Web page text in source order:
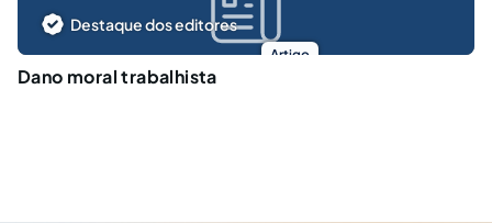
Artigo
Destaque dos editores
Dano moral trabalhista